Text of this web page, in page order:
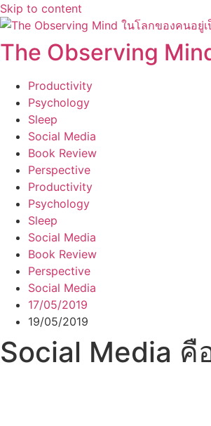
Skip to content
The Observing
Productivity
Psychology
Sleep
Social Media
Book Review
Perspective
Productivity
Psychology
Sleep
Social Media
Book Review
Perspective
Social Media
17/05/2019
19/05/2019
Social Media คื